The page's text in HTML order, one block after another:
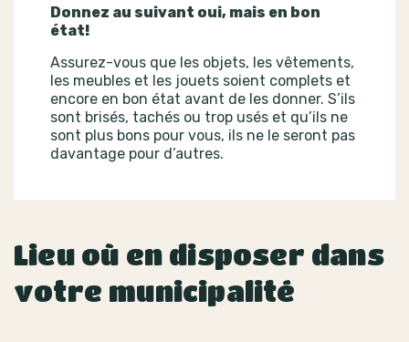
Donnez au suivant oui, mais en bon
état!
Assurez-vous que les objets, les vêtements,
les meubles et les jouets soient complets et
encore en bon état avant de les donner. S’ils
sont brisés, tachés ou trop usés et qu’ils ne
sont plus bons pour vous, ils ne le seront pas
davantage pour d’autres.
Lieu où en disposer dans
votre municipalité